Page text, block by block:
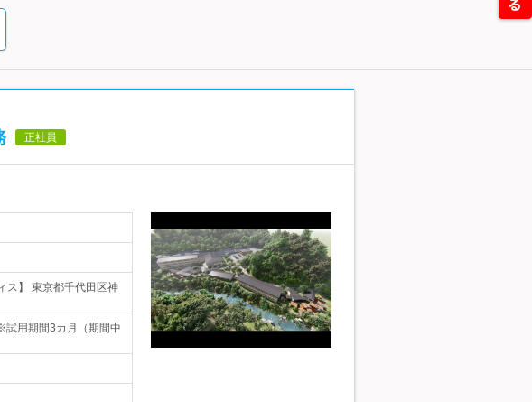
正社員
ス】 東京都千代田区神
用期間3カ月（期間中